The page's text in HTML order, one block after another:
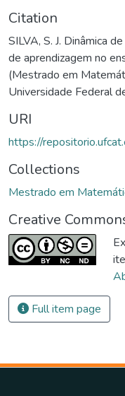
Citation
SILVA, S. J. Dinâmica
de aprendizagem no
(Mestrado em
Universidade Federal
URI
https://
Collections
Mestrado em
Creative
Full item page